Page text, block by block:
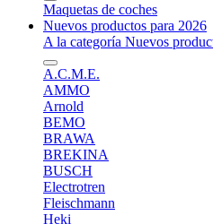
Maquetas de coches
Nuevos productos para 2026
A la categoría Nuevos
A.C.M.E.
AMMO
Arnold
BEMO
BRAWA
BREKINA
BUSCH
Electrotren
Fleischmann
Heki